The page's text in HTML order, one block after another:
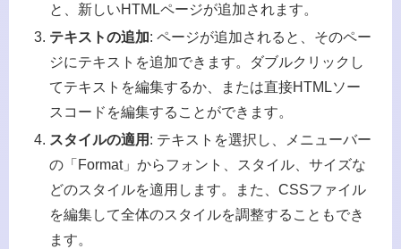
と、新しいHTMLページが追加されます。
テキストの追加: ページが追加されると、そのペー
ジにテキストを追加できます。ダブルクリックし
てテキストを編集するか、または直接HTMLソー
スコードを編集することができます。
スタイルの適用 : テキストを選択し、メニューバー
の「Format」からフォント、スタイル、サイズな
どのスタイルを適用します。また、CSSファイル
を編集して全体のスタイルを調整することもでき
ます。